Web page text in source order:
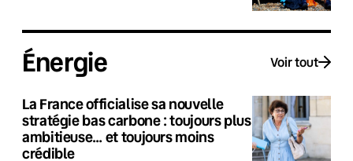
Énergie Voir tout
La France officialise sa nouvelle
stratégie bas carbone : toujours plus
ambitieuse… et toujours moins
crédible